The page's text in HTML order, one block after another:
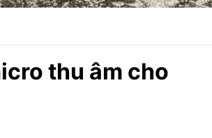
thu âm cho